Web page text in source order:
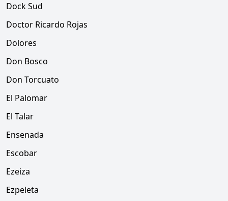
Dock Sud
Doctor Ricardo Rojas
Dolores
Don Bosco
Don Torcuato
El Palomar
El Talar
Ensenada
Escobar
Ezeiza
Ezpeleta